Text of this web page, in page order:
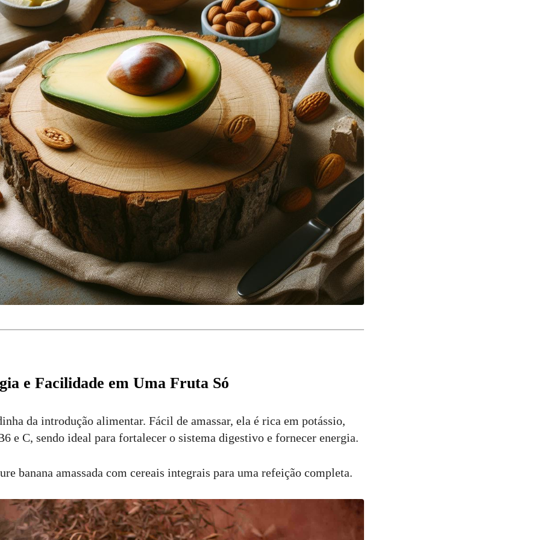
e Facilidade em Uma Fruta Só
da introdução alimentar. Fácil de amassar, ela é rica em potássio,
e C, sendo ideal para fortalecer o sistema digestivo e fornecer energia.
banana amassada com cereais integrais para uma refeição completa.